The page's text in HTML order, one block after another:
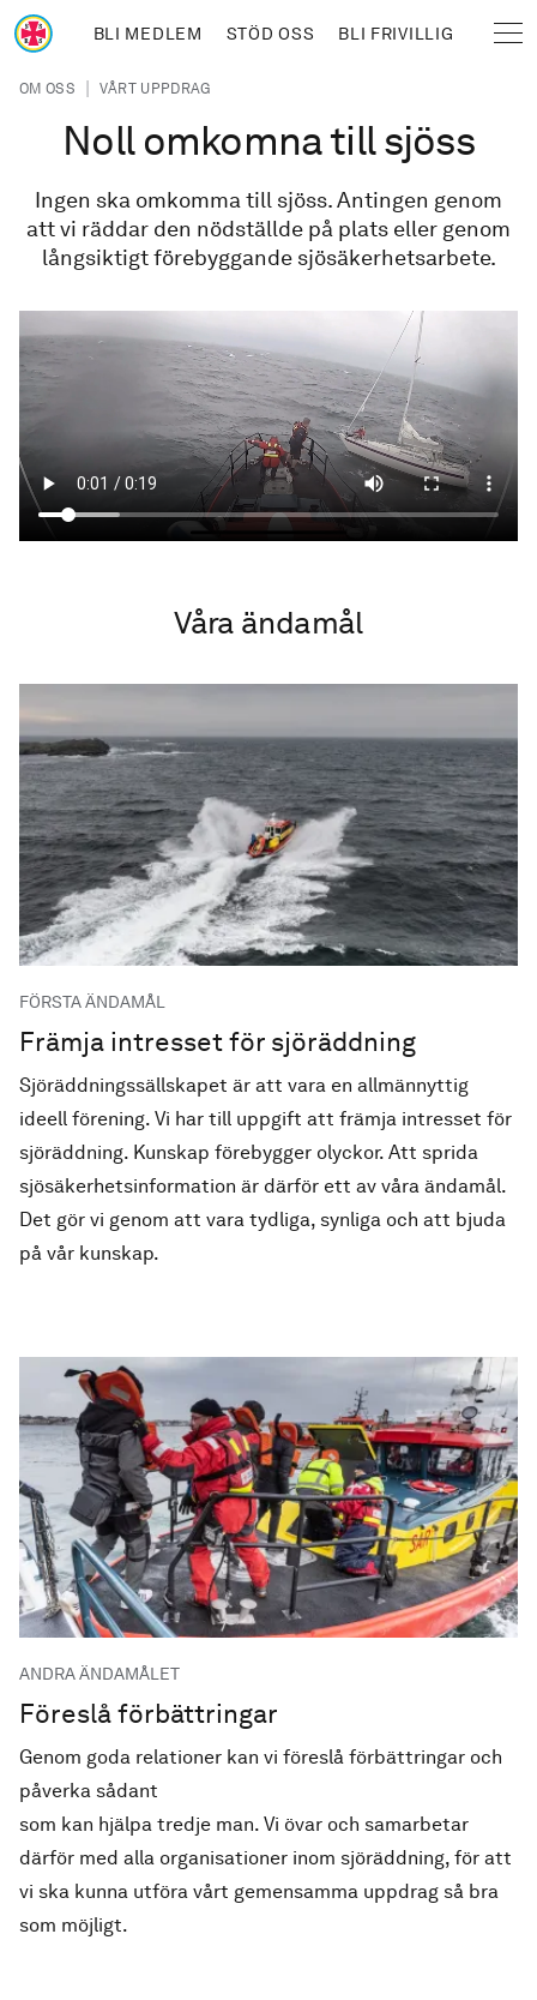
Hoppa till huvudinnehåll
BLI MEDLEM STÖD OSS BLI FRIVILLIG
Länkstig
OM OSS | VÅRT UPPDRAG
Noll omkomna till sjöss
Ingen ska omkomma till sjöss. Antingen genom
att vi räddar den nödställde på plats eller genom
långsiktigt förebyggande sjösäkerhetsarbete.
Våra ändamål
FÖRSTA ÄNDAMÅL
Främja intresset för sjöräddning
Sjöräddningssällskapet är att vara en allmännyttig
ideell förening. Vi har till uppgift att främja intresset för
sjöräddning. Kunskap förebygger olyckor. Att sprida
sjösäkerhets­information är därför ett av våra ändamål.
Det gör vi genom att vara tydliga, synliga och att bjuda
på vår kunskap.
ANDRA ÄNDAMÅLET
Föreslå förbättringar
Genom goda relationer kan vi föreslå förbättringar och
påverka sådant
som kan hjälpa tredje man. Vi övar och samarbetar
därför med alla organisationer inom sjöräddning, för att
vi ska kunna utföra vårt gemensamma uppdrag så bra
som möjligt.